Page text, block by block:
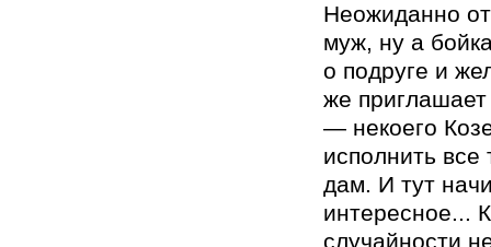
Неожиданно
муж, ну а
о подруге и
же
— некоего
исполнить
дам. И тут
интересное...